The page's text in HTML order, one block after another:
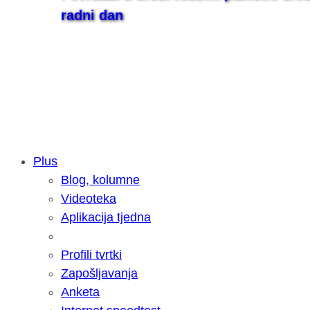
radni dan
Samsung otkrio kako je nastajala
razvoja donijelo tanje i izdržljivije
Plus
Blog, kolumne
Videoteka
Aplikacija tjedna
Profili tvrtki
Zapošljavanja
Anketa